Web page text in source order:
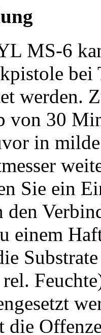
MS-6
bei
werden.
von 30
in
Sie ein
den
einem
rel.
die